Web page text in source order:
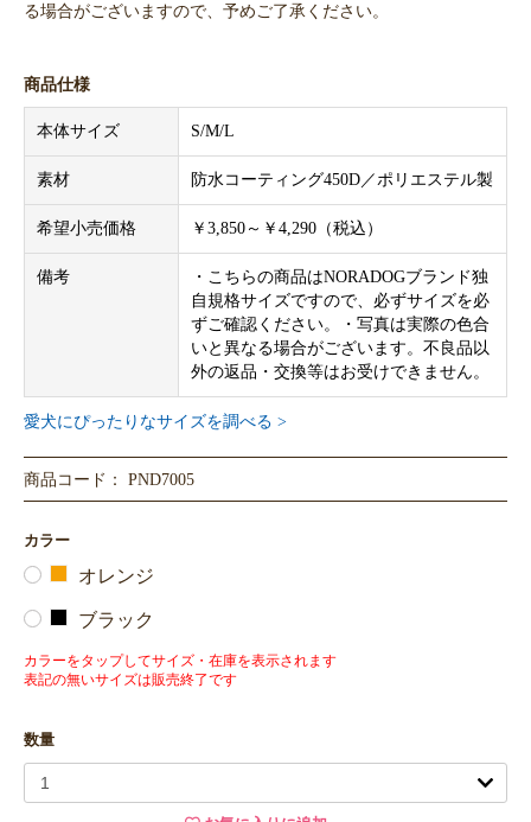
る場合がございますので、予めご了承ください。
商品仕様
本体サイズ S/M/L
素材 防水コーティング450D／ポリエステル製
希望小売価格 ￥3,850～￥4,290（税込）
備考
・こちらの商品はNORADOGブランド独
自規格サイズですので、必ずサイズを必
ずご確認ください。・写真は実際の色合
いと異なる場合がございます。不良品以
外の返品・交換等はお受けできません。
愛犬にぴったりなサイズを調べる >
商品コード： PND7005
カラー
オレンジ
ブラック
カラーをタップしてサイズ・在庫を表示されます
表記の無いサイズは販売終了です
数量